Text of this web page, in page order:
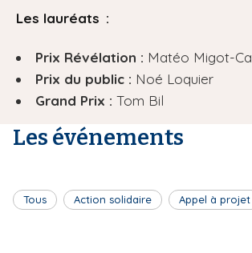
Les lauréats :
Prix Révélation : Matéo Migot-
Prix du public : Noé Loquier
Grand Prix : Tom Bil
Les événements
Tous Action solidaire Appel à projet